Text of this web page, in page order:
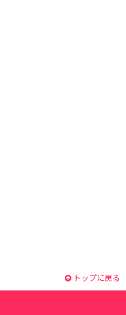
トップに戻る